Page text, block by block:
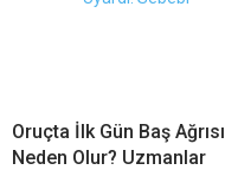
Oruçta İlk Gün Baş Ağrısı
Neden Olur? Uzmanlar